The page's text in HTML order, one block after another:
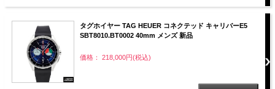
タグホイヤー TAG HEUER コネクテッド キャリバーE5
SBT8010.BT0002 40mm メンズ 新品
価格： 218,000円(税込)